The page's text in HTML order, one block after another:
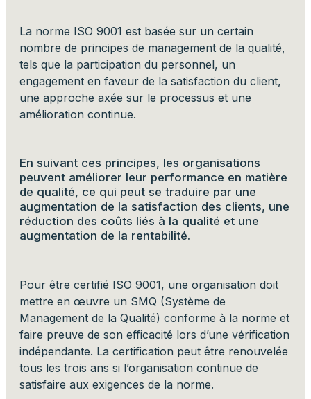
La norme ISO 9001 est basée sur un certain
nombre de principes de management de la qualité,
tels que la participation du personnel, un
engagement en faveur de la satisfaction du client,
une approche axée sur le processus et une
amélioration continue.
En suivant ces principes, les organisations
peuvent améliorer leur performance en matière
de qualité, ce qui peut se traduire par une
augmentation de la satisfaction des clients, une
réduction des coûts liés à la qualité et une
augmentation de la rentabilité.
Pour être certifié ISO 9001, une organisation doit
mettre en œuvre un SMQ (Système de
Management de la Qualité) conforme à la norme et
faire preuve de son efficacité lors d’une vérification
indépendante. La certification peut être renouvelée
tous les trois ans si l’organisation continue de
satisfaire aux exigences de la norme.